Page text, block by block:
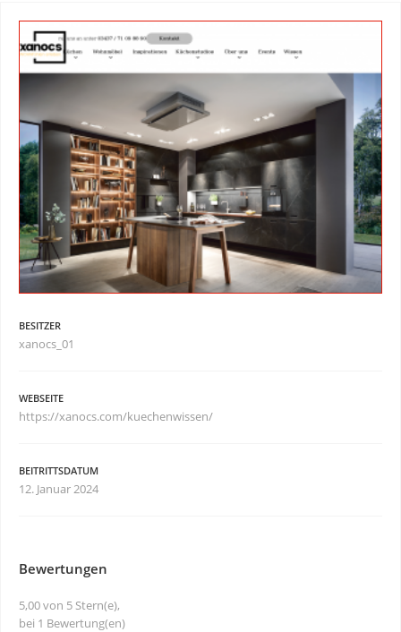
BESITZER
xanocs_01
WEBSEITE
https://xanocs.com/kuechenwissen/
BEITRITTSDATUM
12. Januar 2024
Bewertungen
5,00 von 5 Stern(e),
bei 1 Bewertung(en)